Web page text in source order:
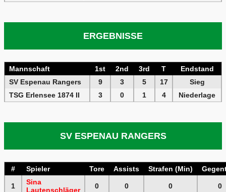
ERGEBNISSE
Mannschaft 1st 2nd 3rd T
Endstand
SV Espenau Rangers
9 3 5 17
Sieg
TSG Erlensee 1874 II
3 0 1 4 Niederlage
SV ESPENAU RANGERS
# Spieler Tore Assists Strafen (Min)
1
Sina
Lautenschläger
0 0 0 0